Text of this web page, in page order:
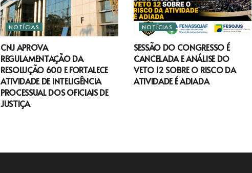
NOTÍCIAS
CNJ APROVA
REGULAMENTAÇÃO DA
RESOLUÇÃO 600 E FORTALECE
ATIVIDADE DE INTELIGÊNCIA
PROCESSUAL DOS OFICIAIS DE
JUSTIÇA
NOTÍCIAS
SESSÃO DO CONGRESSO É
CANCELADA E ANÁLISE DO
VETO 12 SOBRE O RISCO DA
ATIVIDADE É ADIADA